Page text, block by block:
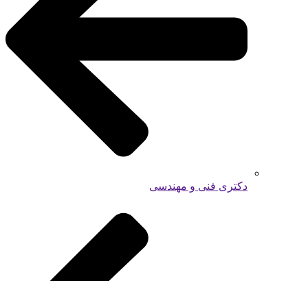
دکتری فنی و مهندسی